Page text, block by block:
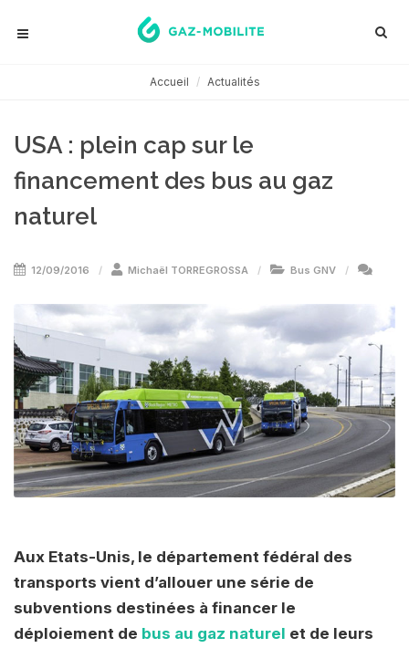
Accueil Actualités
USA : plein cap sur le
financement des bus au gaz
naturel
12/09/2016 Michaël TORREGROSSA Bus GNV
Aux Etats-Unis, le département fédéral des
transports vient d’allouer une série de
subventions destinées à financer le
déploiement de bus au gaz naturel et de leurs